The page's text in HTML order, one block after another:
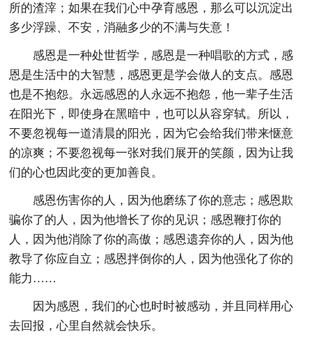
所的渣滓；如果在我们心中孕育感恩，那么可以沉淀出
多少浮躁、不安，消融多少的不满与失意！
感恩是一种处世哲学，感恩是一种唱歌的方式，感
恩是生活中的大智慧，感恩更是学会做人的支点。感恩
也是不抱怨。永远感恩的人永远不抱怨，他一辈子生活
在阳光下，即使身在黑暗中，也可以从容穿轼。所以，
不要忽视每一道清晨的阳光，因为它会给我们带来惬意
的凉爽；不要忽视每一张对我们展开的笑颜，因为让我
们的心也因此变的更加善良。
感恩伤害你的人，因为他磨练了你的意志；感恩欺
骗你了的人，因为他增长了你的见识；感恩鞭打你的
人，因为他消除了你的高傲；感恩遗弃你的人，因为他
教导了你应自立；感恩拌倒你的人，因为他强化了你的
能力……
因为感恩，我们的心也时时被感动，并且同样用心
去回报，心里自然就会快乐。